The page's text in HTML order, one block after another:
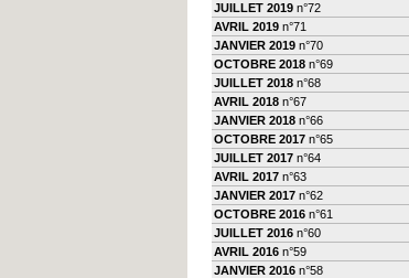
JUILLET 2019 n°72
AVRIL 2019 n°71
JANVIER 2019 n°70
OCTOBRE 2018 n°69
JUILLET 2018 n°68
AVRIL 2018 n°67
JANVIER 2018 n°66
OCTOBRE 2017 n°65
JUILLET 2017 n°64
AVRIL 2017 n°63
JANVIER 2017 n°62
OCTOBRE 2016 n°61
JUILLET 2016 n°60
AVRIL 2016 n°59
JANVIER 2016 n°58